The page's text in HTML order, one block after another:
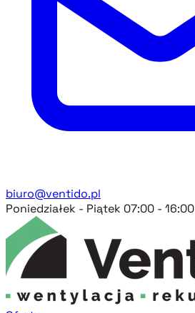
biuro@ventido.pl
Poniedziałek - Piątek 07:00 - 16:00